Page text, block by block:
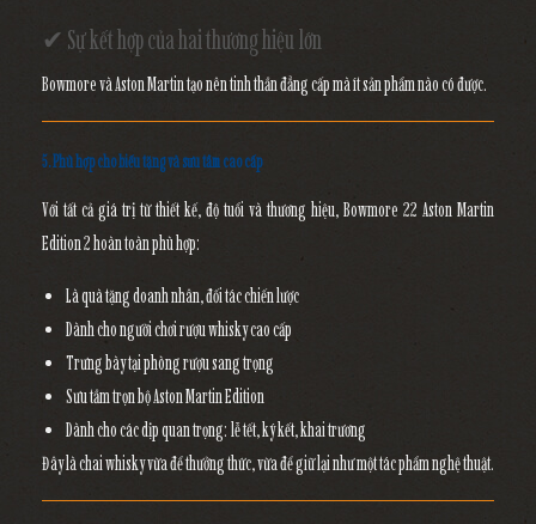
✔ Sự kết hợp của hai thương hiệu lớn
Bowmore và Aston Martin tạo nên tinh thần đẳng cấp mà ít sản phẩm nào có được.
5. Phù hợp cho biếu tặng và sưu tầm cao cấp
Với tất cả giá trị từ thiết kế, độ tuổi và thương hiệu, Bowmore 22 Aston Martin
Edition 2 hoàn toàn phù hợp:
Là quà tặng doanh nhân, đối tác chiến lược
Dành cho người chơi rượu whisky cao cấp
Trưng bày tại phòng rượu sang trọng
Sưu tầm trọn bộ Aston Martin Edition
Dành cho các dịp quan trọng: lễ tết, ký kết, khai trương
Đây là chai whisky vừa để thưởng thức, vừa để giữ lại như một tác phẩm nghệ thuật.